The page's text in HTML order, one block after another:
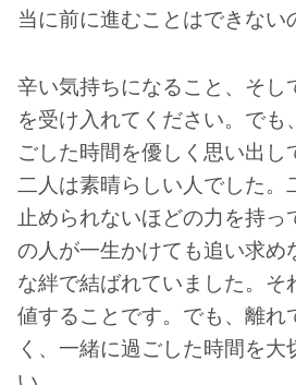
当に前に進むことはできない
辛い気持ちになること、そし
を受け入れてください。でも
ごした時間を優しく思い出し
二人は素晴らしい人でした。
止められないほどの力を持っ
の人が一生かけても追い求め
な絆で結ばれていました。そ
値することです。でも、離れ
く、一緒に過ごした時間を大